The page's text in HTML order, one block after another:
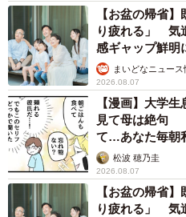
まったりくつろぐみやびくん（画像
【お盆の帰省
り疲れる」 気
感ギャップ鮮明
まいどなニュース
2026.08.07
【漫画】大学
見て母は絶句
て…あなた毎朝
松波 穂乃圭
2026.08.07
【お盆の帰省
り疲れる」 気